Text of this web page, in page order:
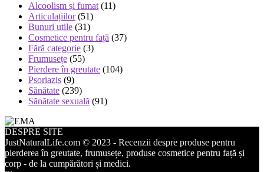
Alcoolism și fumat (11)
Articulațiilor(51)
Bunuri utile (31)
Cosmetice pentru față (37)
Fără categorie (3)
Frumusețe (55)
Pierdere în greutate (104)
Psoriazis (9)
Sănătate (239)
Sănătate sexuală (91)
DESPRE SITE
JustNaturalLife.com © 2023 - Recenzii despre produse pentru
pierderea în greutate, frumusețe, produse cosmetice pentru față și
corp - de la cumpărători și medici.